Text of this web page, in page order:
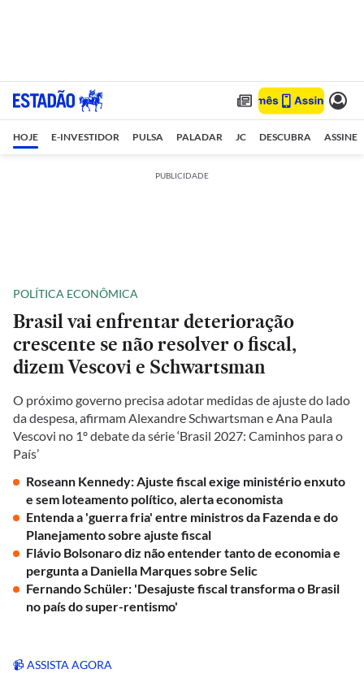
HOJE E-INVESTIDOR PULSA PALADAR JC DESCUBRA ASSINE
PUBLICIDADE
POLÍTICA ECONÔMICA
Brasil vai enfrentar deterioração
crescente se não resolver o fiscal,
dizem Vescovi e Schwartsman
O próximo governo precisa adotar medidas de ajuste do lado
da despesa, afirmam Alexandre Schwartsman e Ana Paula
Vescovi no 1º debate da série ‘Brasil 2027: Caminhos para o
País’
Roseann Kennedy: Ajuste fiscal exige ministério enxuto
e sem loteamento político, alerta economista
Entenda a 'guerra fria' entre ministros da Fazenda e do
Planejamento sobre ajuste fiscal
Flávio Bolsonaro diz não entender tanto de economia e
pergunta a Daniella Marques sobre Selic
Fernando Schüler: 'Desajuste fiscal transforma o Brasil
no país do super-rentismo'
📹 ASSISTA AGORA